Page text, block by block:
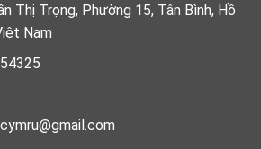
Thị Trọng, Phường 15, Tân Bình, Hồ
Nam